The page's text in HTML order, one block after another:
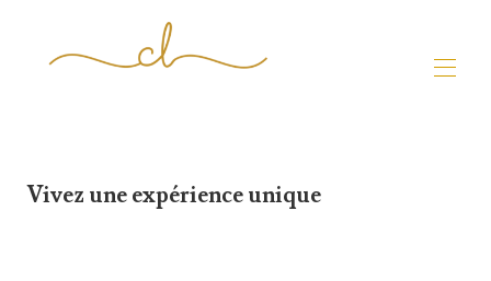
Nos propriétés ♡ ▾
Vivez une expérience unique